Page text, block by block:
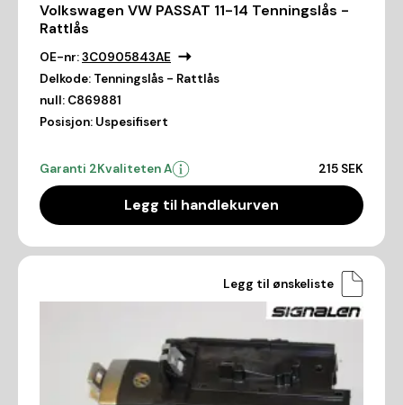
Volkswagen VW PASSAT 11-14 Tenningslås -
Rattlås
OE-nr:3C0905843AE
Delkode: Tenningslås - Rattlås
null: C869881
Posisjon: Uspesifisert
Garanti 2Kvaliteten A 215 SEK
Legg til handlekurven
Legg til ønskeliste